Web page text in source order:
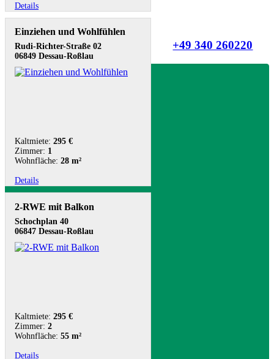
Details
Einziehen und Wohlfühlen
Rudi-Richter-Straße 02
06849 Dessau-Roßlau
Kaltmiete: 295 €
Zimmer: 1
Wohnfläche: 28 m²
Details
2-RWE mit Balkon
Schochplan 40
06847 Dessau-Roßlau
Kaltmiete: 295 €
Zimmer: 2
Wohnfläche: 55 m²
Details
+49 340 260220